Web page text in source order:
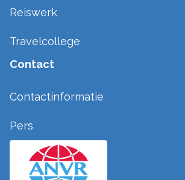
Reiswerk
Travelcollege
Contact
Contactinformatie
Pers